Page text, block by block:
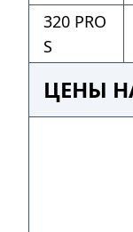
320 PRO
S
ЦЕНЫ